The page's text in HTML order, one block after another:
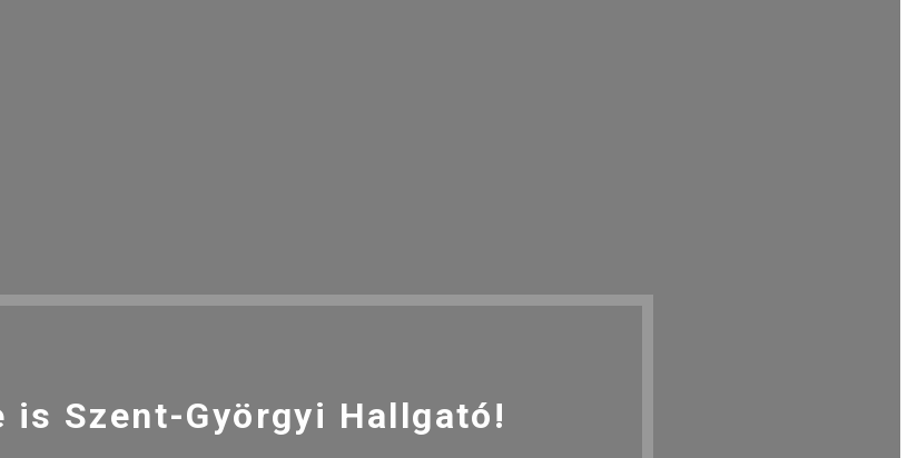
is Szent-Györgyi Hallgató!